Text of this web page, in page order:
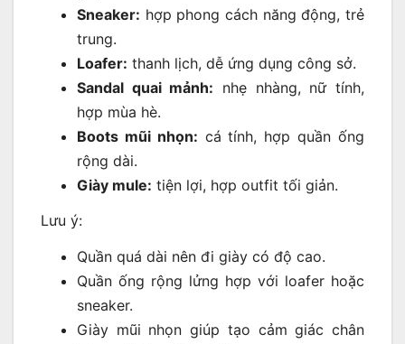
Sneaker: hợp phong cách năng động, trẻ
trung.
Loafer: thanh lịch, dễ ứng dụng công sở.
Sandal quai mảnh: nhẹ nhàng, nữ tính,
hợp mùa hè.
Boots mũi nhọn: cá tính, hợp quần ống
rộng dài.
Giày mule: tiện lợi, hợp outfit tối giản.
Lưu ý:
Quần quá dài nên đi giày có độ cao.
Quần ống rộng lửng hợp với loafer hoặc
sneaker.
Giày mũi nhọn giúp tạo cảm giác chân